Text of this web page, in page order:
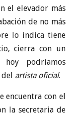
el elevador más
de no más
lo indica tiene
cierra con un
hoy podríamos
artista oficial.
encuentra con el
la secretaria de